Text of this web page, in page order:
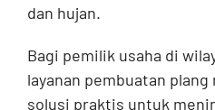
dan hujan.
Bagi pemilik usaha di
layanan pembuatan
solusi praktis untuk